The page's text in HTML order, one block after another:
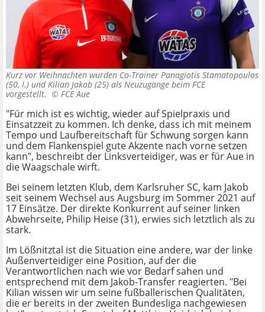
Kurz vor Weihnachten wurden Co-Trainer Panagiotis Stamatopoulos
(50, l.) und Kilian Jakob (25) als Neuzugänge beim FCE
vorgestellt. © FCE Aue
"Für mich ist es wichtig, wieder auf Spielpraxis und
Einsatzzeit zu kommen. Ich denke, dass ich mit meinem
Tempo und Laufbereitschaft für Schwung sorgen kann
und dem Flankenspiel gute Akzente nach vorne setzen
kann", beschreibt der Linksverteidiger, was er für Aue in
die Waagschale wirft.
Bei seinem letzten Klub, dem Karlsruher SC, kam Jakob
seit seinem Wechsel aus Augsburg im Sommer 2021 auf
17 Einsätze. Der direkte Konkurrent auf seiner linken
Abwehrseite, Philip Heise (31), erwies sich letztlich als zu
stark.
Im Lößnitztal ist die Situation eine andere, war der linke
Außenverteidiger eine Position, auf der die
Verantwortlichen nach wie vor Bedarf sahen und
entsprechend mit dem Jakob-Transfer reagierten. "Bei
Kilian wissen wir um seine fußballerischen Qualitäten,
die er bereits in der zweiten Bundesliga nachgewiesen